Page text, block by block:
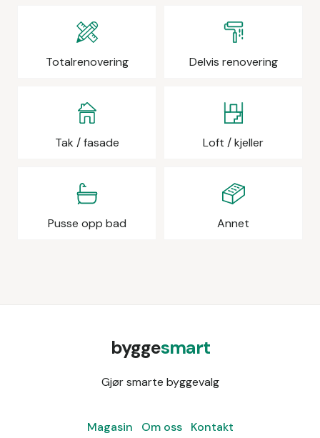
Totalrenovering Delvis renovering
Tak / fasade Loft / kjeller
Pusse opp bad Annet
byggesmart
Gjør smarte byggevalg
Magasin Om oss Kontakt